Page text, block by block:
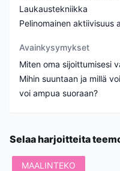
Laukaustekniikka
Pelinomainen aktiivisuus
Avainkysymykset
Miten oma sijoittumisesi
Mihin suuntaan ja millä
Selaa harjoitteita
MAALINTEKO